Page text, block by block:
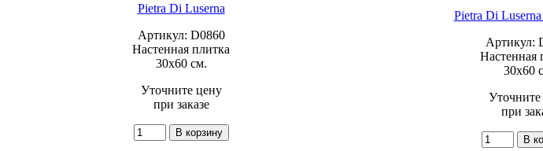
Pietra Di Luserna
Артикул: D0860
Настенная плитка
30x60 см.
Уточните цену
при заказе
Pietra Di
Артикул:
Настенная
30x60
Уточните
при